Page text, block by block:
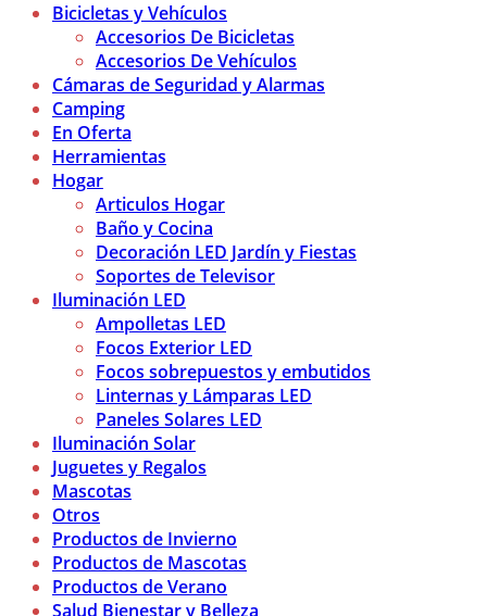
Bicicletas y Vehículos
Accesorios De Bicicletas
Accesorios De Vehículos
Cámaras de Seguridad y Alarmas
Camping
En Oferta
Herramientas
Hogar
Articulos Hogar
Baño y Cocina
Decoración LED Jardín y Fiestas
Soportes de Televisor
Iluminación LED
Ampolletas LED
Focos Exterior LED
Focos sobrepuestos y embutidos
Linternas y Lámparas LED
Paneles Solares LED
Iluminación Solar
Juguetes y Regalos
Mascotas
Otros
Productos de Invierno
Productos de Mascotas
Productos de Verano
Salud Bienestar y Belleza